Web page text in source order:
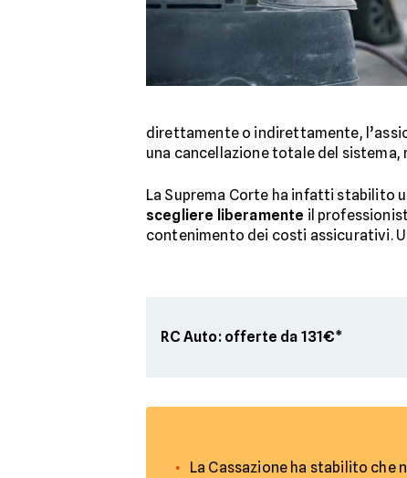
direttamente o indirettamente,
una cancellazione totale del
La Suprema Corte ha infatti stabilito
scegliere liberamente il
contenimento dei costi assicurativi.
RC Auto: offerte da 131€*
La Cassazione ha stabilito che